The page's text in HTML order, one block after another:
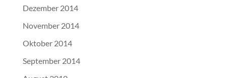
Dezember 2014
November 2014
Oktober 2014
September 2014